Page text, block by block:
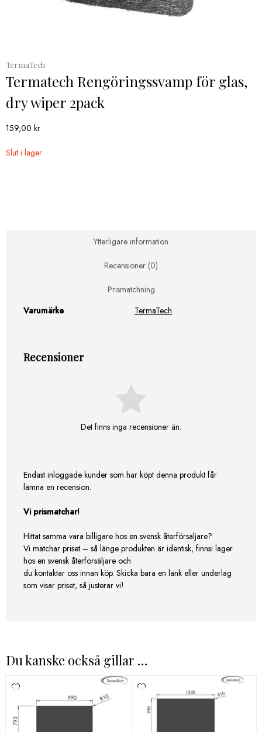
TermaTech
Termatech Rengöringssvamp för glas,
dry wiper 2pack
159,00 kr
Slut i lager
Ytterligare information
Recensioner (0)
Prismatchning
Varumärke
TermaTech
Recensioner
Det finns inga recensioner än.
Endast inloggade kunder som har köpt denna produkt får
lämna en recension.
Vi prismatchar!
Hittat samma vara billigare hos en svensk återförsäljare?
Vi matchar priset – så länge produkten är identisk, finnsi lager
hos en svensk återförsäljare och
du kontaktar oss innan köp. Skicka bara en länk eller underlag
som visar priset, så justerar vi!
Du kanske också gillar …